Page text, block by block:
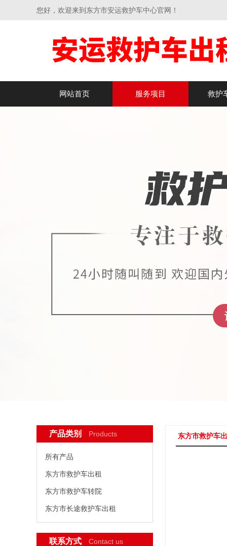
您好，欢迎来到东方市安运救护车中心官网！
网站首页 服务项目 救护
产品类别 Products
所有产品
东方市救护车出租
东方市救护车转院
东方市长途救护车出租
联系方式 Contact us
东方市救护车